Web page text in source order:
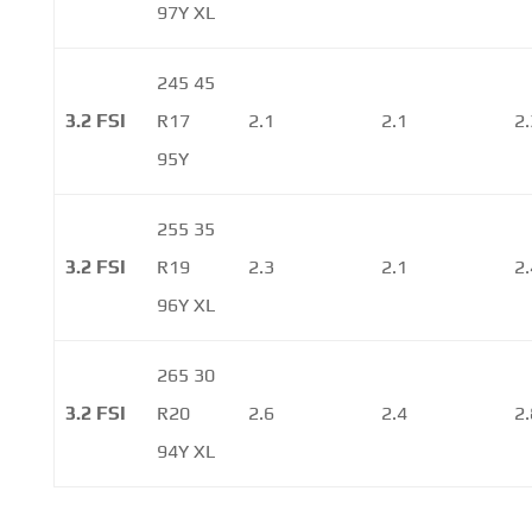
97Y XL
3.2 FSI
245 45
R17
95Y
2.1 2.1
3.2 FSI
255 35
R19
96Y XL
2.3 2.1
3.2 FSI
265 30
R20
94Y XL
2.6 2.4